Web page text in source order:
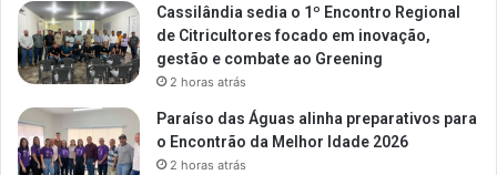
Cassilândia sedia o 1º Encontro Regional
de Citricultores focado em inovação,
gestão e combate ao Greening
2 horas atrás
Paraíso das Águas alinha preparativos para
o Encontrão da Melhor Idade 2026
2 horas atrás